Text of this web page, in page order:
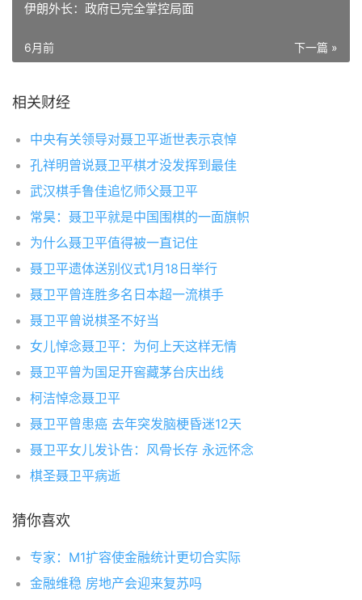
伊朗外长：政府已完全掌控局面
下一篇 »
6月前
相关财经
中央有关领导对聂卫平逝世表示哀悼
孔祥明曾说聂卫平棋才没发挥到最佳
武汉棋手鲁佳追忆师父聂卫平
常昊：聂卫平就是中国围棋的一面旗帜
为什么聂卫平值得被一直记住
聂卫平遗体送别仪式1月18日举行
聂卫平曾连胜多名日本超一流棋手
聂卫平曾说棋圣不好当
女儿悼念聂卫平：为何上天这样无情
聂卫平曾为国足开窖藏茅台庆出线
柯洁悼念聂卫平
聂卫平曾患癌 去年突发脑梗昏迷12天
聂卫平女儿发讣告：风骨长存 永远怀念
棋圣聂卫平病逝
猜你喜欢
专家：M1扩容使金融统计更切合实际
金融维稳 房地产会迎来复苏吗